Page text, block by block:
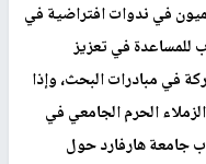
في ندوات افتراضية في
في تعزيز
في مبادرات البحث، وإذا
الحرم الجامعي في
جامعة هارفارد حول